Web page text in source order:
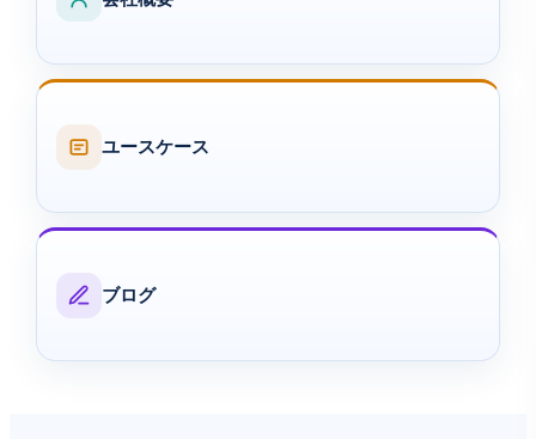
ユースケース
ブログ